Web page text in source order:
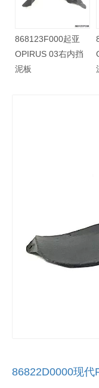
起亚
右前挡
868123F000
OPIRUS 03
86822D0000现代